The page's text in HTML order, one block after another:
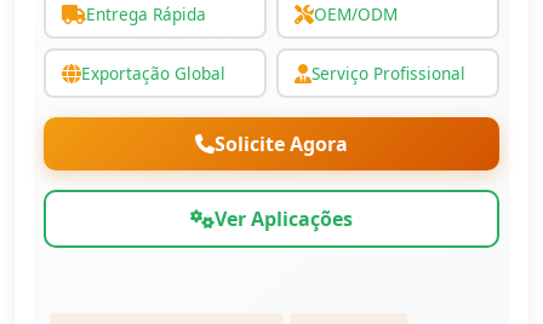
Entrega Rápida OEM/ODM
Exportação Global Serviço Profissional
Solicite Agora
Ver Aplicações